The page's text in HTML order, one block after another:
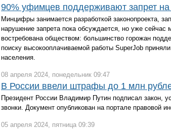
90% уфимцев поддерживают запрет
Минцифры занимается разработкой законопроекта,
нарушение запрета пока обсуждается, но уже
востребована обществом: большинство горожан
поиску высокооплачиваемой работы SuperJob
населения.
08 апреля 2024, понедельник 09:47
В России ввели штрафы до 1 млн
Президент России Владимир Путин подписал
звонки. Документ опубликован на портале правовой
05 апреля 2024, пятница 09:39